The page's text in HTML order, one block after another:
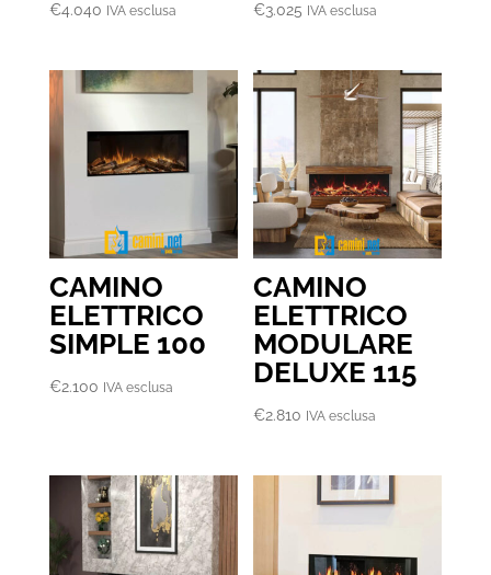
€4.040 IVA esclusa €3.025 IVA esclusa
CAMINO
ELETTRICO
SIMPLE 100
€2.100 IVA esclusa
CAMINO
ELETTRICO
MODULARE
DELUXE 115
€2.810 IVA esclusa